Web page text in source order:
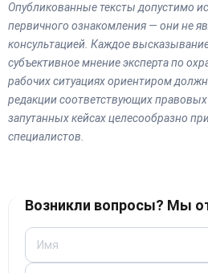
Опубликованные тексты допустимо
первичного ознакомления — они не
консультацией. Каждое
субъективное мнение эксперта по
рабочих ситуациях ориентиром
редакции соответствующих
запутанных кейсах целесообразно
специалистов.
Возникли вопросы? Мы